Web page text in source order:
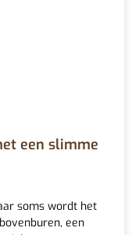
een slimme
soms wordt het
een